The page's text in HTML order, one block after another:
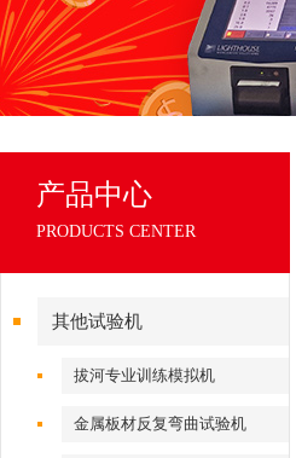
产品中心
PRODUCTS CENTER
其他试验机
拔河专业训练模拟机
金属板材反复弯曲试验机